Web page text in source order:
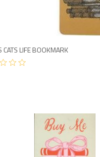
CATS LIFE BOOKMARK